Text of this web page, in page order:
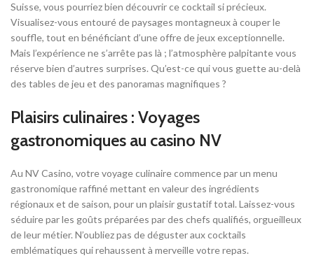
Suisse, vous pourriez bien découvrir ce cocktail si précieux.
Visualisez-vous entouré de paysages montagneux à couper le
souffle, tout en bénéficiant d’une offre de jeux exceptionnelle.
Mais l’expérience ne s’arrête pas là ; l’atmosphère palpitante vous
réserve bien d’autres surprises. Qu’est-ce qui vous guette au-delà
des tables de jeu et des panoramas magnifiques ?
Plaisirs culinaires : Voyages
gastronomiques au casino NV
Au NV Casino, votre voyage culinaire commence par un menu
gastronomique raffiné mettant en valeur des ingrédients
régionaux et de saison, pour un plaisir gustatif total. Laissez-vous
séduire par les goûts préparées par des chefs qualifiés, orgueilleux
de leur métier. N’oubliez pas de déguster aux cocktails
emblématiques qui rehaussent à merveille votre repas.